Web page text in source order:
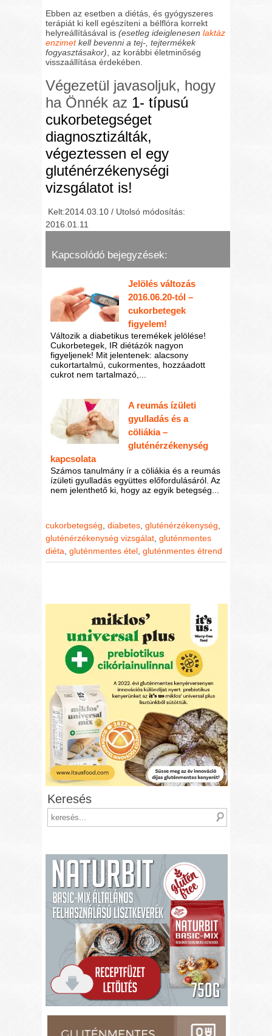
Ebben az esetben a diétás, és gyógyszeres
terápiát ki kell egészíteni a bélflóra korrekt
helyreállításával is(esetleg ideiglenesenlaktáz
enzimetkell bevenni a tej-, tejtermékek
fogyasztásakor), az korábbi életminőség
visszaállítása érdekében.
Végezetül javasoljuk, hogy
ha Önnék az 1- típusú
cukorbetegséget
diagnosztizálták,
végeztessen el egy
gluténérzékenységi
vizsgálatot is!
Kelt:2014.03.10 / Utolsó módosítás:
2016.01.11
Kapcsolódó bejegyzések:
Jelölés változás
2016.06.20-tól –
cukorbetegek
figyelem!
Változik a diabetikus teremékek jelölése!
Cukorbetegek, IR diétázók nagyon
figyeljenek! Mit jelentenek: alacsony
cukortartalmú, cukormentes, hozzáadott
cukrot nem tartalmazó,...
A reumás ízületi
gyulladás és a
cöliákia –
gluténérzékenység
kapcsolata
Számos tanulmány ír a cöliákia és a reumás
ízületi gyulladás együttes előfordulásáról. Az
nem jelenthető ki, hogy az egyik betegség...
cukorbetegség ,diabetes ,gluténérzékenység
gluténérzékenység vizsgálat ,gluténmentes
diéta ,gluténmentes étel ,gluténmentes étrend
Keresés